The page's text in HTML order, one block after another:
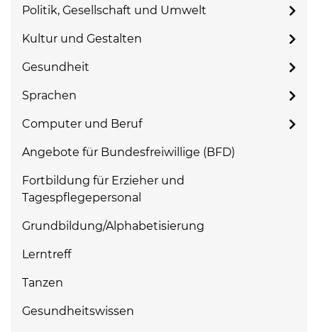
Politik, Gesellschaft und Umwelt
Kultur und Gestalten
Gesundheit
Sprachen
Computer und Beruf
Angebote für Bundesfreiwillige (BFD)
Fortbildung für Erzieher und
Tagespflegepersonal
Grundbildung/Alphabetisierung
Lerntreff
Tanzen
Gesundheitswissen